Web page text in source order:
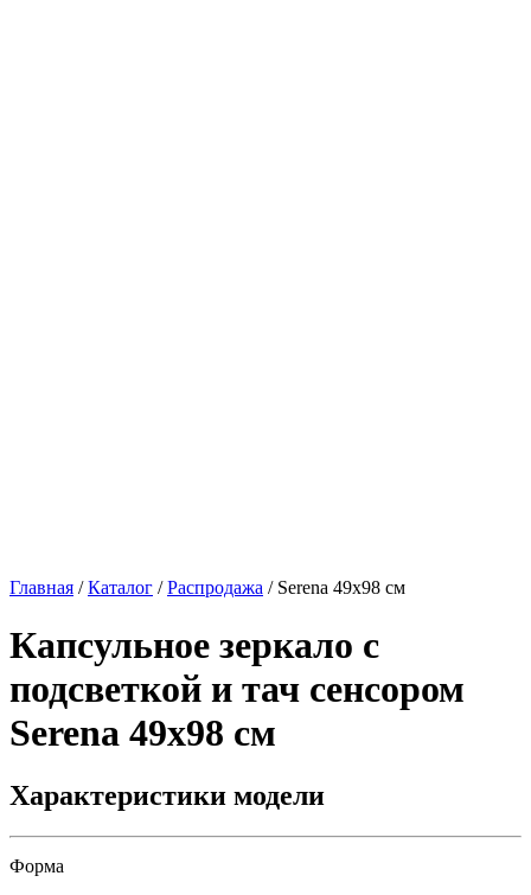
Главная /Каталог /Распродажа / Serena 49х98 см
Капсульное зеркало с
подсветкой и тач сенсором
Serena 49х98 см
Характеристики модели
Форма